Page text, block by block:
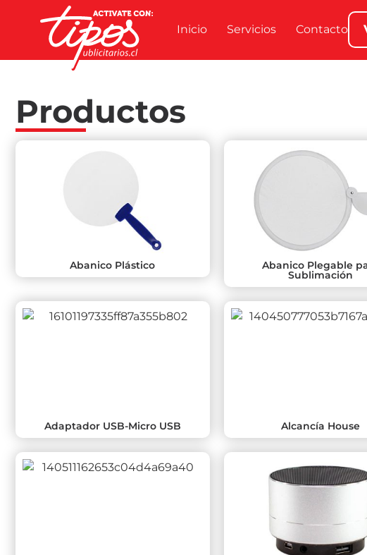
Inicio Servicios Contacto
Productos
Abanico Plástico Abanico Plegable
Sublimación
Adaptador USB-Micro USB Alcancía House